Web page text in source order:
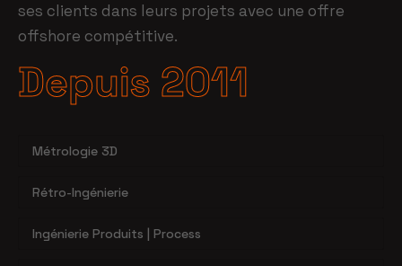
ses clients dans leurs projets avec une offre
offshore compétitive.
Depuis 2011
Métrologie 3D
Rétro-Ingénierie
Ingénierie Produits | Process